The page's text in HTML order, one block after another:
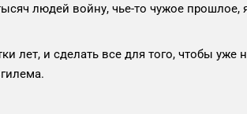
людей войну, чье-то чужое прошлое,
лет, и сделать все для того, чтобы уже